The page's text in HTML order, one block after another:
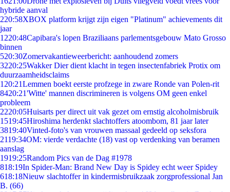
hybride aanval
220:58XBOX platform krijgt zijn eigen "Platinum" achievements dit
jaar
1220:48Capibara's lopen Braziliaans parlementsgebouw Mato Grosso
binnen
520:30Zomervakantieweerbericht: aanhoudend zomers
3220:25Wakker Dier dient klacht in tegen insectenfabriek Protix om
duurzaamheidsclaims
1 20:21Lemmen boekt eerste profzege in zware Ronde van Polen-rit
8420:21'Witte' mannen discrimineren is volgens OM geen enkel
probleem
2220:05Huisarts per direct uit vak gezet om ernstig alcoholmisbruik
1519:45Hiroshima herdenkt slachtoffers atoombom, 81 jaar later
3819:40Vinted-foto's van vrouwen massaal gedeeld op seksfora
2119:34OM: vierde verdachte (18) vast op verdenking van beramen
aanslag
1919:25Random Pics van de Dag #1978
818:19In Spider-Man: Brand New Day is Spidey echt weer Spidey
618:18Nieuw slachtoffer in kindermisbruikzaak zorgprofessional Jan
B. (66)